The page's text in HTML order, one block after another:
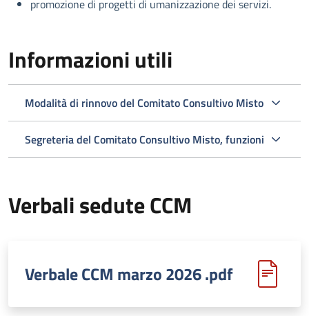
promozione di progetti di umanizzazione dei servizi.
Informazioni utili
Modalità di rinnovo del Comitato Consultivo Misto
Segreteria del Comitato Consultivo Misto, funzioni
Verbali sedute CCM
Verbale CCM marzo 2026 .pdf